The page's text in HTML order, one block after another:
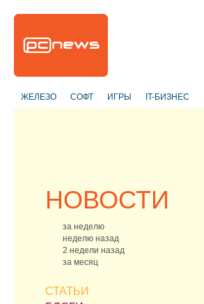
ЖЕЛЕЗО СОФТ ИГРЫ IT-БИЗНЕС
НОВОСТИ
за неделю
неделю назад
2 недели назад
за месяц
СТАТЬИ